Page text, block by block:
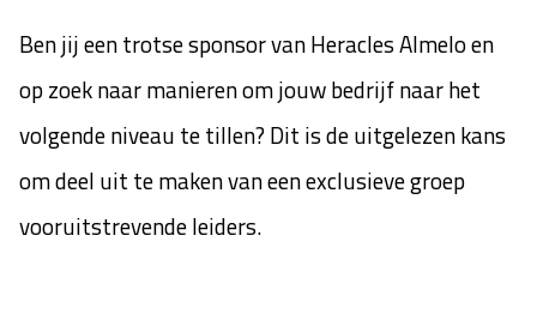
Ben jij een trotse sponsor van Heracles Almelo en
op zoek naar manieren om jouw bedrijf naar het
volgende niveau te tillen? Dit is de uitgelezen kans
om deel uit te maken van een exclusieve groep
vooruitstrevende leiders.